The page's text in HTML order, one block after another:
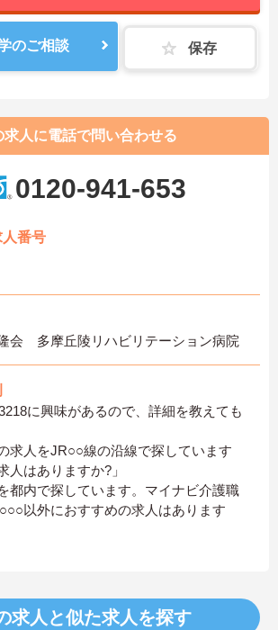
のご相談 保存
求人に電話で問い合わせる
0120-941-653
番号
会 多摩丘陵リハビリテーション病院
に興味があるので、詳細を教えても
求人をJR○○線の沿線で探しています
人はありますか?」
都内で探しています。マイナビ介護職
以外におすすめの求人はあります
求人と似た求人を探す